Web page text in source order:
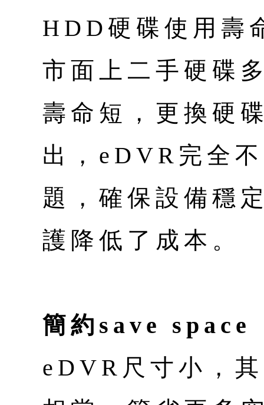
HDD硬碟使用壽
市面上二手硬碟
壽命短，更換硬
出，eDVR完全
題，確保設備穩
護降低了成本。
簡約save space
eDVR尺寸小，